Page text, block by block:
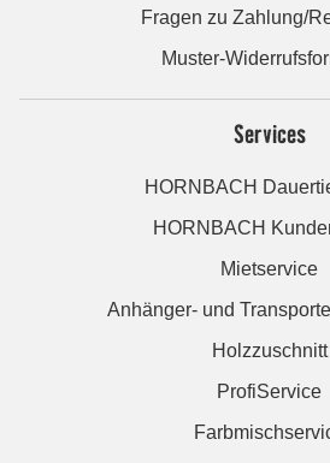
Fragen zu Zahlung/
Muster-
Services
HORNBACH
HORNBACH
Mietservice
Anhänger- und
Holzzuschnitt
ProfiService